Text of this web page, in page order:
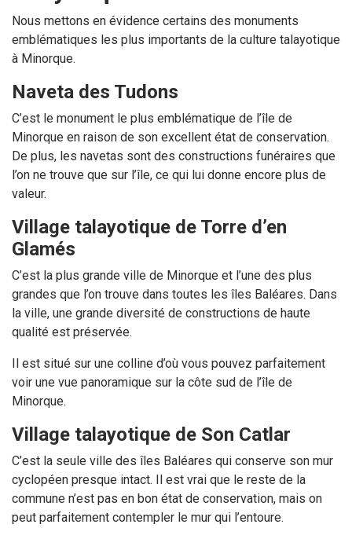
Nous mettons en évidence certains des monuments
emblématiques les plus importants de la culture talayotique
à Minorque.
Naveta des Tudons
C’est le monument le plus emblématique de l’île de
Minorque en raison de son excellent état de conservation.
De plus, les navetas sont des constructions funéraires que
l’on ne trouve que sur l’île, ce qui lui donne encore plus de
valeur.
Village talayotique de Torre d’en
Glamés
C’est la plus grande ville de Minorque et l’une des plus
grandes que l’on trouve dans toutes les îles Baléares. Dans
la ville, une grande diversité de constructions de haute
qualité est préservée.
Il est situé sur une colline d’où vous pouvez parfaitement
voir une vue panoramique sur la côte sud de l’île de
Minorque.
Village talayotique de Son Catlar
C’est la seule ville des îles Baléares qui conserve son mur
cyclopéen presque intact. Il est vrai que le reste de la
commune n’est pas en bon état de conservation, mais on
peut parfaitement contempler le mur qui l’entoure.